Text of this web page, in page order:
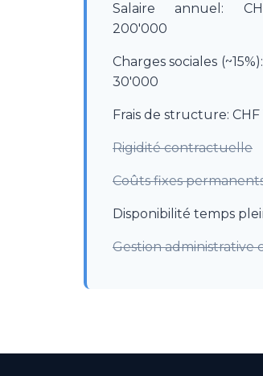
Salaire annuel:
200'000
Charges sociales
30'000
Frais de structure: CHF
Rigidité contractuelle
Coûts fixes
Disponibilité temps
Gestion administrative